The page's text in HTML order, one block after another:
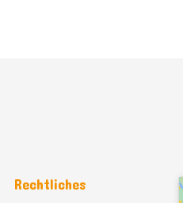
Rechtliches